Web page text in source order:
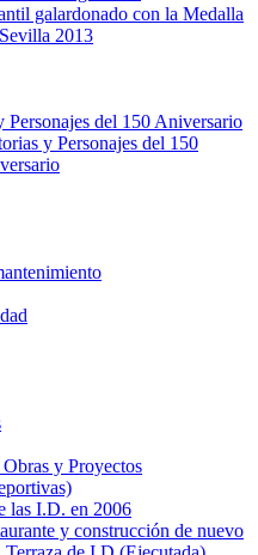
galardonado con la Medalla
2013
Personajes del 150 Aniversario
y Personajes del 150
y Proyectos
las I.D. en 2006
y construcción de nuevo